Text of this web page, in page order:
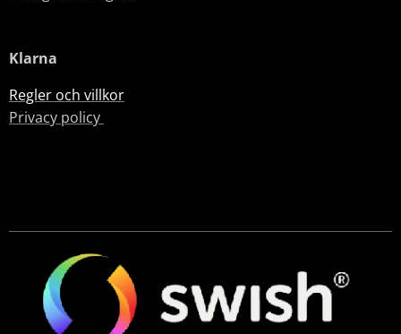
Klarna
Regler och villkor
Privacy policy